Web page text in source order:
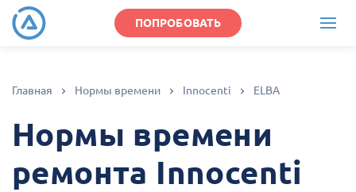
ПОПРОБОВАТЬ
Главная Нормы времени Innocenti ELBA
Нормы времени
ремонта Innocenti